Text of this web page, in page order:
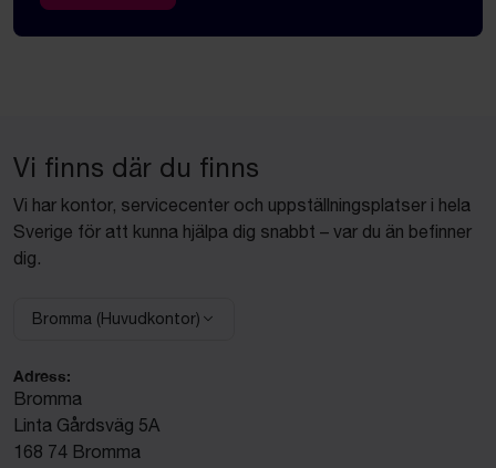
Vi finns där du finns
Vi har kontor, servicecenter och uppställningsplatser i hela
Sverige för att kunna hjälpa dig snabbt – var du än befinner
dig.
Välj anläggning:
Bromma (Huvudkontor)
Adress:
Bromma
Linta Gårdsväg 5A
168 74 Bromma